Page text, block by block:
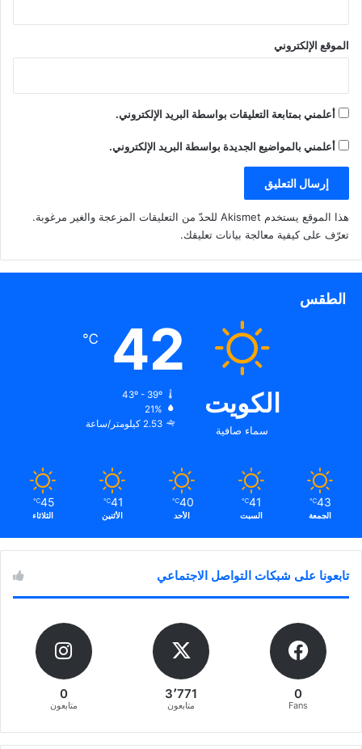
الموقع الإلكتروني
أعلمني بمتابعة التعليقات بواسطة البريد الإلكتروني.
أعلمني بالمواضيع الجديدة بواسطة البريد الإلكتروني.
هذا الموقع يستخدم Akismet للحدّ من التعليقات المزعجة والغير مرغوبة.
تعرّف على كيفية معالجة بيانات تعليقك.
الطقس
الكويت
سماء صافية
42
℃
43º - 39º
21%
2.53 كيلومتر/ساعة
43
℃
الجمعة
41
℃
السبت
40
℃
الأحد
41
℃
الأثنين
45
℃
الثلاثاء
تابعونا على شبكات التواصل الاجتماعي
0
Fans
3٬771
متابعون
0
متابعون